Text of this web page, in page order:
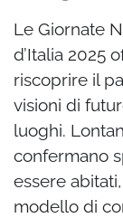
Le Giornate
d’Italia 2025
riscoprire il
visioni di
luoghi.
confermano
essere
modello di